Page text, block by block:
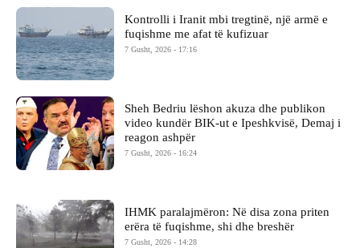
Kontrolli i Iranit mbi tregtinë, një armë e
fuqishme me afat të kufizuar
7 Gusht, 2026 - 17:16
Sheh Bedriu lëshon akuza dhe publikon
video kundër BIK-ut e Ipeshkvisë, Demaj i
reagon ashpër
7 Gusht, 2026 - 16:24
IHMK paralajmëron: Në disa zona priten
erëra të fuqishme, shi dhe breshër
7 Gusht, 2026 - 14:28